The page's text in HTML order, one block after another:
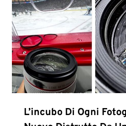
L’incubo Di Ogni